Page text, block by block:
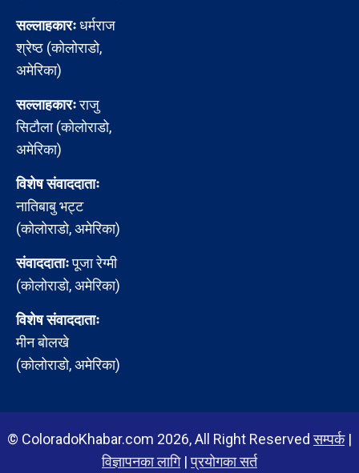
सल्लाहकारःधर्मराज
श्रेष्ठ (कोलोराडो,
अमेरिका)
सल्लाहकारःराजु
सिटौला (कोलोराडो,
अमेरिका)
विशेष संवाददाताः
नातिबाबु भट्ट
(कोलोराडो, अमेरिका)
संवाददाताःपूजा रेग्मी
(कोलोराडो, अमेरिका)
विशेष संवाददाताः
मीन बोलखे
(कोलोराडो, अमेरिका)
© ColoradoKhabar.com 2026, All Right Reservedसम्पर्क|
विज्ञापनका लागि|प्रयोगका सर्त